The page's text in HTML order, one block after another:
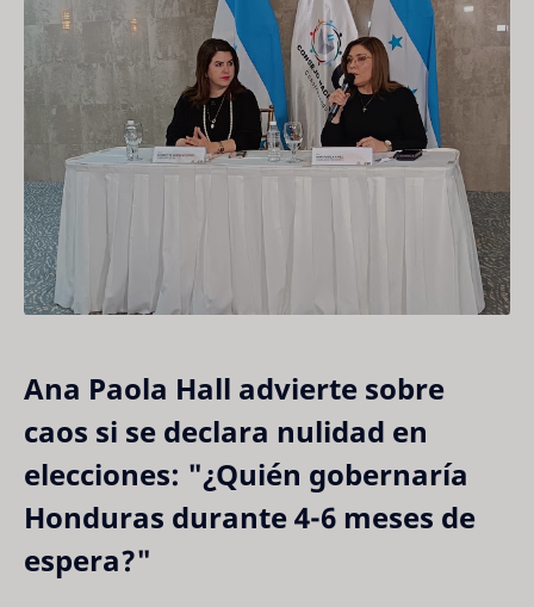
Ana Paola Hall advierte sobre
caos si se declara nulidad en
elecciones: "¿Quién gobernaría
Honduras durante 4-6 meses de
espera?"